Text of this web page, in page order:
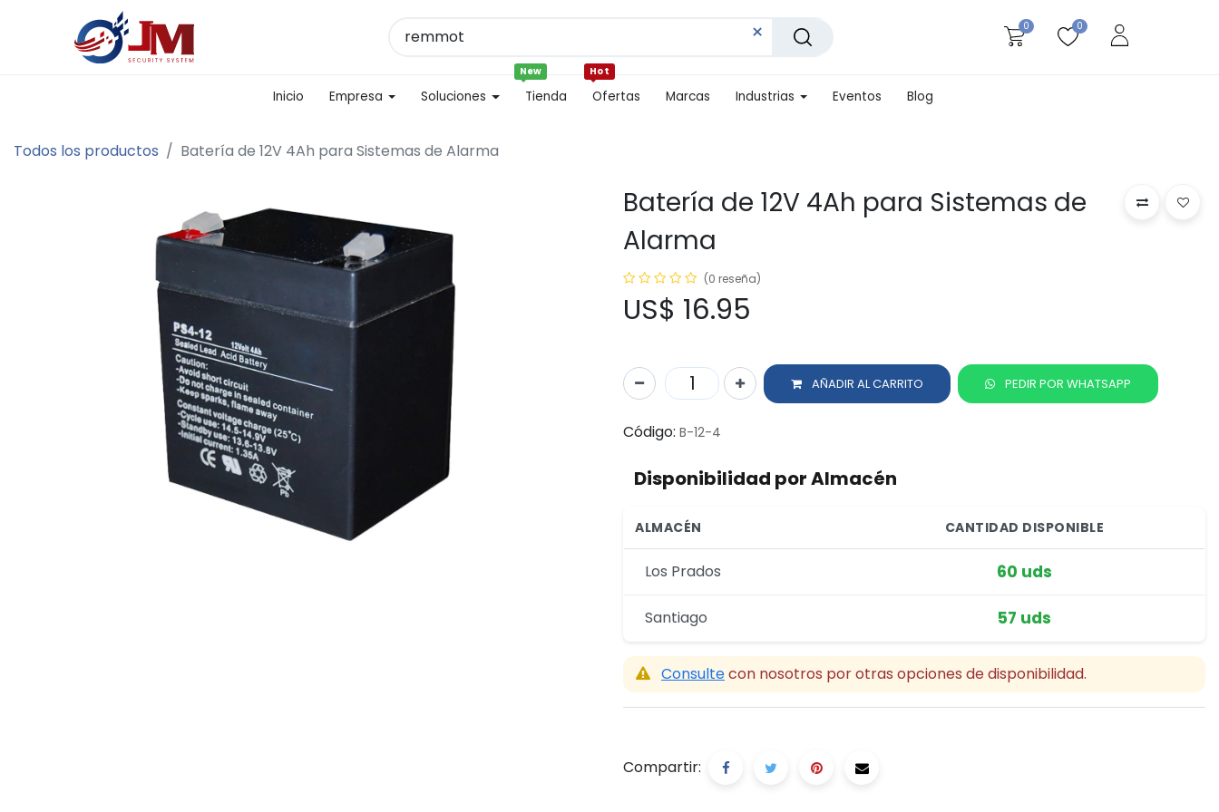
0 0
Inicio Empresa Soluciones Tienda
New
Ofertas
Hot
Marcas Industrias Eventos Blog
Todos los productos Batería de 12V 4Ah para Sistemas de Alarma
Batería de 12V 4Ah para Sistemas de
Alarma
(0 reseña)
US$ 16.95
AÑADIR AL CARRITO PEDIR POR WHATSAPP
Código: B-12-4
Disponibilidad por Almacén
ALMACÉN CANTIDAD DISPONIBLE
Los Prados 60 uds
Santiago 57 uds
Consultecon nosotros por otras opciones de disponibilidad.
Compartir: